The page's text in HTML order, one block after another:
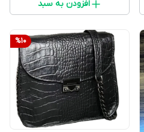
افزودن به سبد
%10